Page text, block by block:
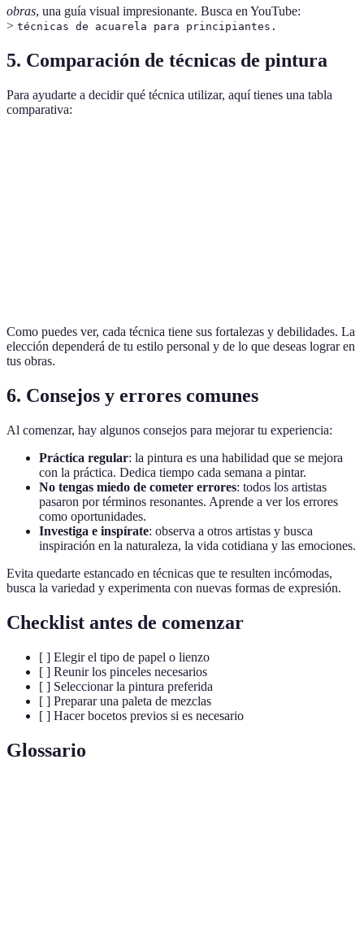
obras, una guía visual impresionante. Busca en YouTube:
> técnicas de acuarela para principiantes.
5. Comparación de técnicas de pintura
Para ayudarte a decidir qué técnica utilizar, aquí tienes una tabla
comparativa:
Como puedes ver, cada técnica tiene sus fortalezas y debilidades. La
elección dependerá de tu estilo personal y de lo que deseas lograr en
tus obras.
6. Consejos y errores comunes
Al comenzar, hay algunos consejos para mejorar tu experiencia:
Práctica regular: la pintura es una habilidad que se mejora
con la práctica. Dedica tiempo cada semana a pintar.
No tengas miedo de cometer errores: todos los artistas
pasaron por términos resonantes. Aprende a ver los errores
como oportunidades.
Investiga e inspírate: observa a otros artistas y busca
inspiración en la naturaleza, la vida cotidiana y las emociones.
Evita quedarte estancado en técnicas que te resulten incómodas,
busca la variedad y experimenta con nuevas formas de expresión.
Checklist antes de comenzar
[ ] Elegir el tipo de papel o lienzo
[ ] Reunir los pinceles necesarios
[ ] Seleccionar la pintura preferida
[ ] Preparar una paleta de mezclas
[ ] Hacer bocetos previos si es necesario
Glossario